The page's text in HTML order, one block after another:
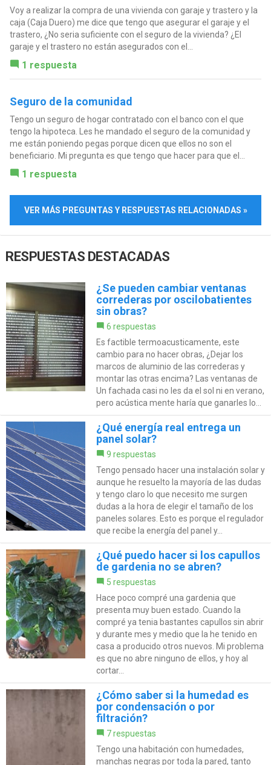
Voy a realizar la compra de una vivienda con garaje y trastero y la
caja (Caja Duero) me dice que tengo que asegurar el garaje y el
trastero, ¿No seria suficiente con el seguro de la vivienda? ¿El
garaje y el trastero no están asegurados con el...
1 respuesta
Seguro de la comunidad
Tengo un seguro de hogar contratado con el banco con el que
tengo la hipoteca. Les he mandado el seguro de la comunidad y
me están poniendo pegas porque dicen que ellos no son el
beneficiario. Mi pregunta es que tengo que hacer para que el...
1 respuesta
VER MÁS PREGUNTAS Y RESPUESTAS RELACIONADAS »
RESPUESTAS DESTACADAS
¿Se pueden cambiar ventanas
correderas por oscilobatientes
sin obras?
6 respuestas
Es factible termoacusticamente, este
cambio para no hacer obras, ¿Dejar los
marcos de aluminio de las correderas y
montar las otras encima? Las ventanas de
Un fachada casi no les da el sol ni en verano,
pero acústica mente haría que ganarles lo...
¿Qué energía real entrega un
panel solar?
9 respuestas
Tengo pensado hacer una instalación solar y
aunque he resuelto la mayoría de las dudas
y tengo claro lo que necesito me surgen
dudas a la hora de elegir el tamaño de los
paneles solares. Esto es porque el regulador
que recibe la energía del panel y...
¿Qué puedo hacer si los capullos
de gardenia no se abren?
5 respuestas
Hace poco compré una gardenia que
presenta muy buen estado. Cuando la
compré ya tenia bastantes capullos sin abrir
y durante mes y medio que la he tenido en
casa a producido otros nuevos. Mi problema
es que no abre ninguno de ellos, y hoy al
cortar...
¿Cómo saber si la humedad es
por condensación o por
filtración?
7 respuestas
Tengo una habitación con humedades,
manchas negras por toda la pared, tanto